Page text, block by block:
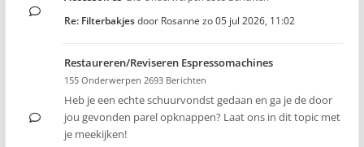
Re: Filterbakjesdoor Rosanne zo 05 jul 2026, 11:02
Restaureren/Reviseren Espressomachines
155 Onderwerpen 2693 Berichten
Heb je een echte schuurvondst gedaan en ga je de door
jou gevonden parel opknappen? Laat ons in dit topic met
je meekijken!